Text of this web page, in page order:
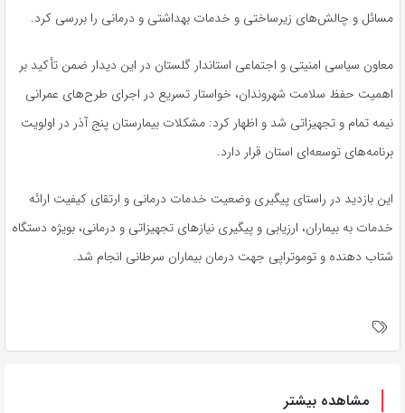
مسائل و چالش‌های زیرساختی و خدمات بهداشتی و درمانی را بررسی کرد.
معاون سیاسی امنیتی و اجتماعی استاندار گلستان در این دیدار ضمن تأکید بر
اهمیت حفظ سلامت شهروندان، خواستار تسریع در اجرای طرح‌های عمرانی
نیمه تمام و تجهیزاتی شد و اظهار کرد: مشکلات بیمارستان پنج آذر در اولویت
برنامه‌های توسعه‌ای استان قرار دارد.
این بازدید در راستای پیگیری وضعیت خدمات درمانی و ارتقای کیفیت ارائه
خدمات به بیماران، ارزیابی و پیگیری نیازهای تجهیزاتی و درمانی، بویژه دستگاه
شتاب دهنده و توموتراپی جهت درمان بیماران سرطانی انجام شد.
مشاهده بیشتر